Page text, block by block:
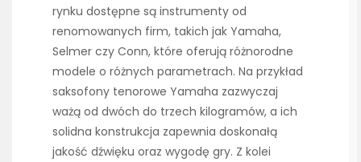
rynku dostępne są instrumenty od
renomowanych firm, takich jak Yamaha,
Selmer czy Conn, które oferują różnorodne
modele o różnych parametrach. Na przykład
saksofony tenorowe Yamaha zazwyczaj
ważą od dwóch do trzech kilogramów, a ich
solidna konstrukcja zapewnia doskonałą
jakość dźwięku oraz wygodę gry. Z kolei